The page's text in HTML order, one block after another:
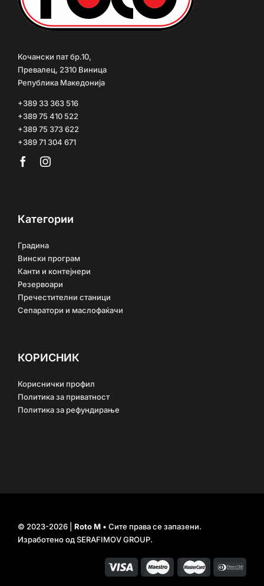
Кочански пат бр.10,
Превалец, 2310 Виница
Република Македонија
+389 33 363 516
+389 75 410 522
+389 75 373 622
+389 71 304 671
Категории
Градина
Вински програм
Канти и контејнери
Резервоари
Пречестителни станици
Сепаратори и маслофаќачи
КОРИСНИК
Кориснички профил
Политика за приватност
Политика за рефундирање
© 2023-2026 | Roto M• Сите права се запазени.
Изработено одSERAFIMOV GROUP.